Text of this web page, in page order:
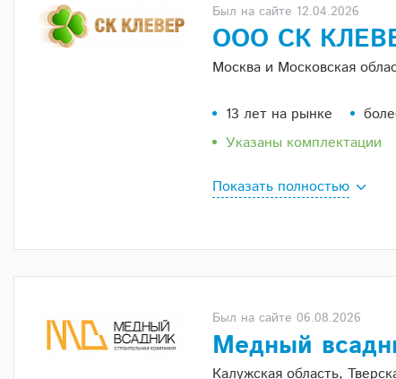
Был на сайте 12.04.2026
ООО СК
Москва и Московская
13 лет на рынке
Указаны комплектации
Показать полностью
Был на сайте 06.08.2026
Медный
Калужская область,